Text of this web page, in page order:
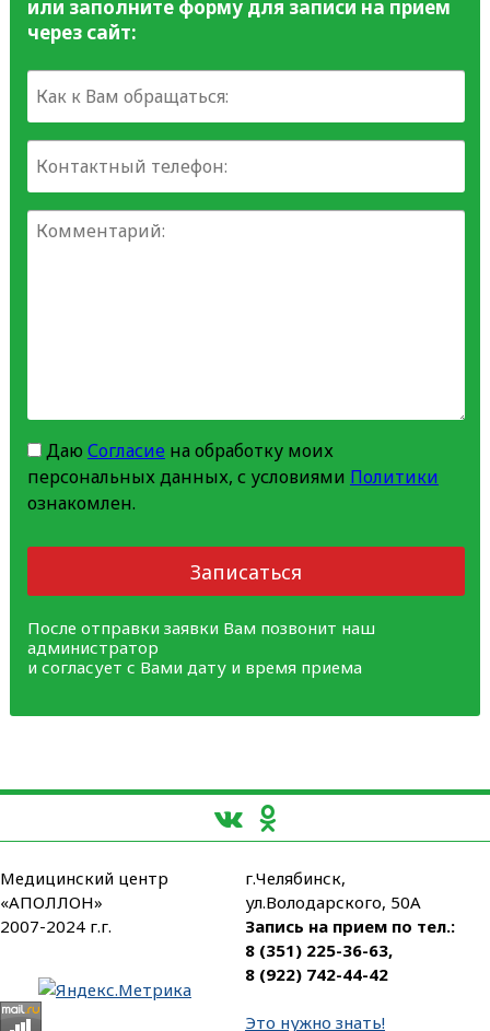
или заполните форму для записи на прием
через сайт:
Даю Согласиена обработку моих
персональных данных, с условиями Политики
ознакомлен.
Записаться
После отправки заявки Вам позвонит наш
администратор
и согласует с Вами дату и время приема
Медицинский центр
«АПОЛЛОН»
2007-2024 г.г.
г.Челябинск,
ул.Володарского, 50А
Запись на прием по тел.:
8 (351) 225-36-63,
8 (922) 742-44-42
Это нужно знать!